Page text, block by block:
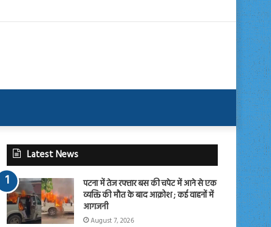
Latest News
पटना में तेज रफ्तार बस की चपेट में आने से एक
व्यक्ति की मौत के बाद आक्रोश ; कई वाहनों में
आगजनी
August 7, 2026